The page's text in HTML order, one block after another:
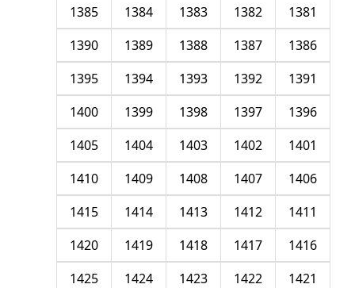
1381
1382
1383
1384
1385
1386
1387
1388
1389
1390
1391
1392
1393
1394
1395
1396
1397
1398
1399
1400
1401
1402
1403
1404
1405
1406
1407
1408
1409
1410
1411
1412
1413
1414
1415
1416
1417
1418
1419
1420
1421
1422
1423
1424
1425